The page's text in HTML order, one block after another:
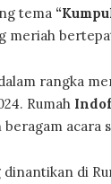
tema
meriah
rangka
Rumah
acara
di